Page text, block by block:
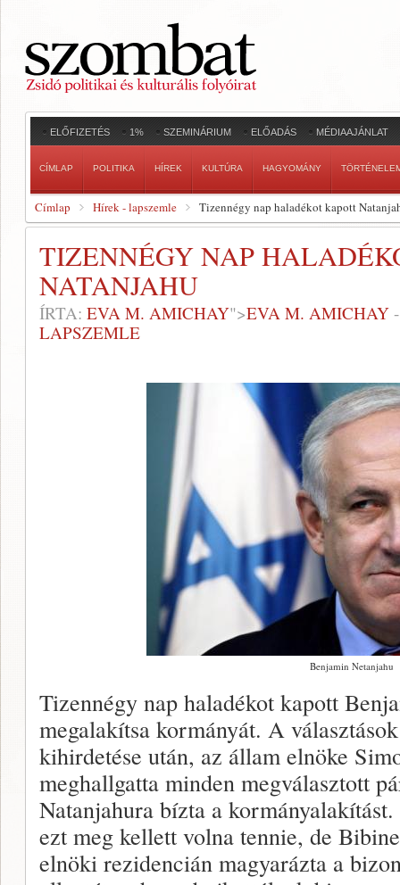
ELŐFIZETÉS 1% SZEMINÁRIUM ELŐADÁS MÉDIAAJÁNLAT
CÍMLAP POLITIKA HÍREK KULTÚRA HAGYOMÁNY
Címlap Hírek - lapszemle Tizennégy nap haladékot kapott
TIZENNÉGY NAP
NATANJAHU
ÍRTA: EVA M. AMICHAY">EVA M. AMICHAY
LAPSZEMLE
Benjamin Netanjahu
Tizennégy nap haladékot kapott
megalakítsa kormányát. A
kihirdetése után, az állam elnöke
meghallgatta minden megválasztott
Natanjahura bízta a
ezt meg kellett volna tennie, de
elnöki rezidencián magyarázta a